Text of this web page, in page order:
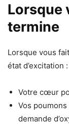
Lorsque
termine
Lorsque vous
état d’excitation :
Votre cœur
Vos
demande